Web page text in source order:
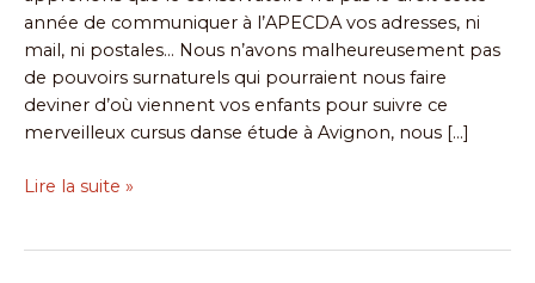
année de communiquer à l’APECDA vos adresses, ni
mail, ni postales… Nous n’avons malheureusement pas
de pouvoirs surnaturels qui pourraient nous faire
deviner d’où viennent vos enfants pour suivre ce
merveilleux cursus danse étude à Avignon, nous […]
Lire la suite »